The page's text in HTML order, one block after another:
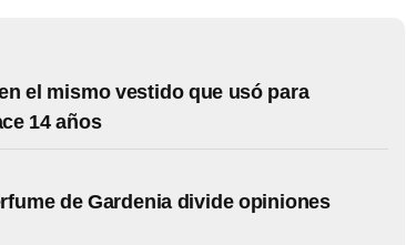
el mismo vestido que usó para
14 años
de Gardenia divide opiniones